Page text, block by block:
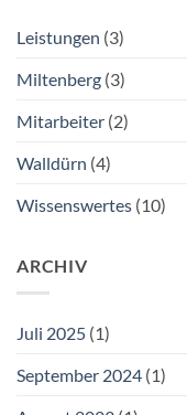
Leistungen (3)
Miltenberg (3)
Mitarbeiter (2)
Walldürn (4)
Wissenswertes (10)
ARCHIV
Juli 2025 (1)
September 2024 (1)